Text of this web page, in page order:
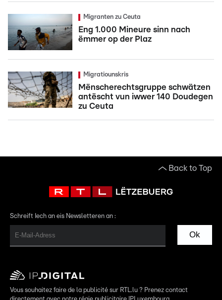
Migranten zu Ceuta
Eng 1.000 Mineure sinn nach
ëmmer op der Plaz
Migratiounskris
Mënscherechtsgruppe schwätzen
antëscht vun iwwer 140 Doudegen
zu Ceuta
Back to Top
Schreift Iech an eis Newsletteren an :
Ok
Vous souhaitez faire de la publicité sur RTL.lu ? Prenez contact